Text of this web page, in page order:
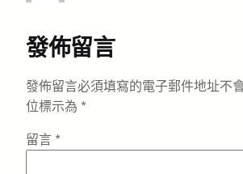
發佈留言
發佈留言必須填寫的電子郵件地址不
位標示為 *
留言 *